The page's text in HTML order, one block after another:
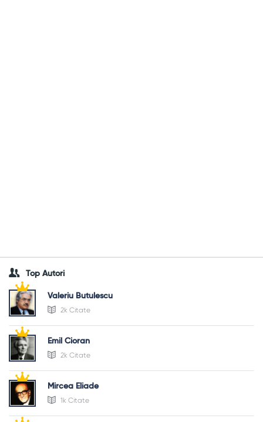
Top Autori
Valeriu Butulescu
2k Citate
Emil Cioran
2k Citate
Mircea Eliade
1k Citate